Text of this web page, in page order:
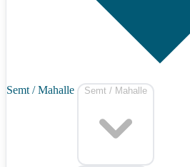
Semt / Mahalle Semt / Mahalle